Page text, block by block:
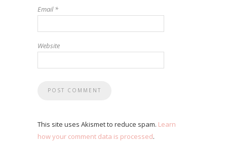
Email*
Website
This site uses Akismet to reduce spam. Learn
how your comment data is processed.